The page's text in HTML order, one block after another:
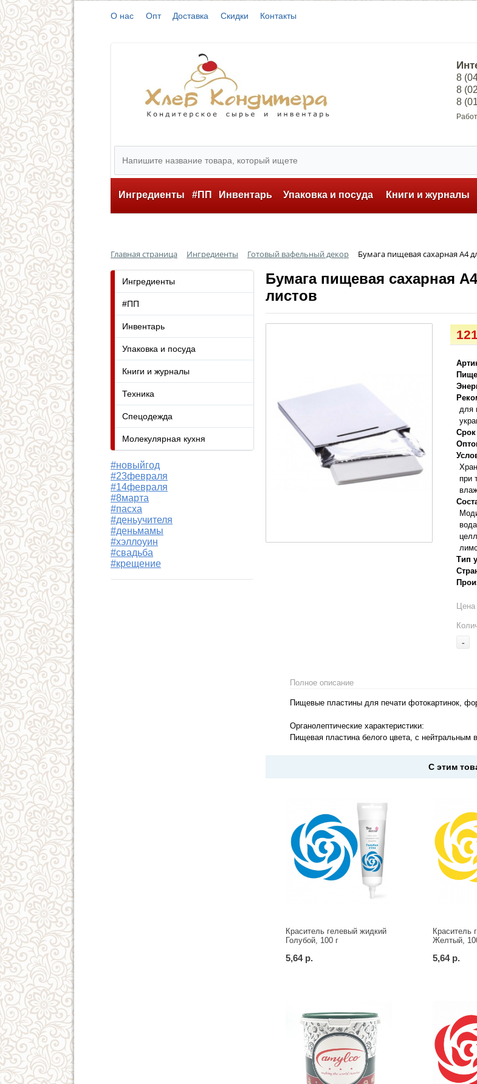
О нас Опт Доставка Скидки Контакты
8
8
8
Ингредиенты #ПП Инвентарь Упаковка и посуда Книги и журналы
Главная страница Ингредиенты Готовый вафельный декор Бумага пищевая сахарная А4
Бумага пищевая сахарная
листов
для
Срок
при
Тип
Цена
-
Полное описание
Пищевые пластины для печати фотокартинок,
Органолептические характеристики:
Пищевая пластина белого цвета, с нейтральным
С этим
Краситель гелевый жидкий
Голубой, 100 г
5,64 р.
Краситель
Желтый,
5,64 р.
Ингредиенты
#ПП
Инвентарь
Упаковка и посуда
Книги и журналы
Техника
Спецодежда
Молекулярная кухня
#новыйгод
#23февраля
#14февраля
#8марта
#пасха
#деньучителя
#деньмамы
#хэллоуин
#свадьба
#крещение